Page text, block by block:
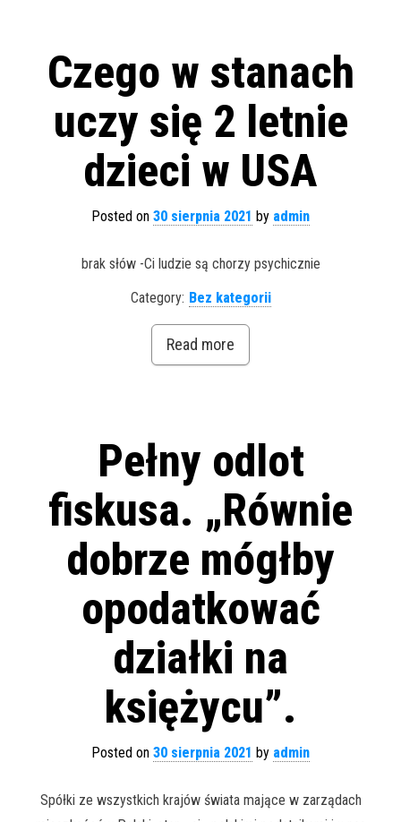
Czego w stanach
uczy się 2 letnie
dzieci w USA
Posted on 30 sierpnia 2021 by admin
brak słów -Ci ludzie są chorzy psychicznie
Category: Bez kategorii
Read more
Pełny odlot
fiskusa. „Równie
dobrze mógłby
opodatkować
działki na
księżycu”.
Posted on 30 sierpnia 2021 by admin
Spółki ze wszystkich krajów świata mające w zarządach